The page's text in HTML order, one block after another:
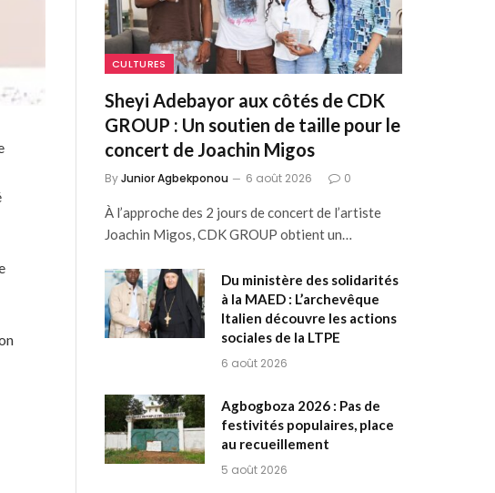
CULTURES
Sheyi Adebayor aux côtés de CDK
GROUP : Un soutien de taille pour le
concert de Joachin Migos
ByJunior Agbekponou 6 août 2026 0
À l’approche des 2 jours de concert de l’artiste
Joachin Migos, CDK GROUP obtient un…
Du ministère des solidarités
à la MAED : L’archevêque
Italien découvre les actions
sociales de la LTPE
6 août 2026
Agbogboza 2026 : Pas de
festivités populaires, place
au recueillement
5 août 2026